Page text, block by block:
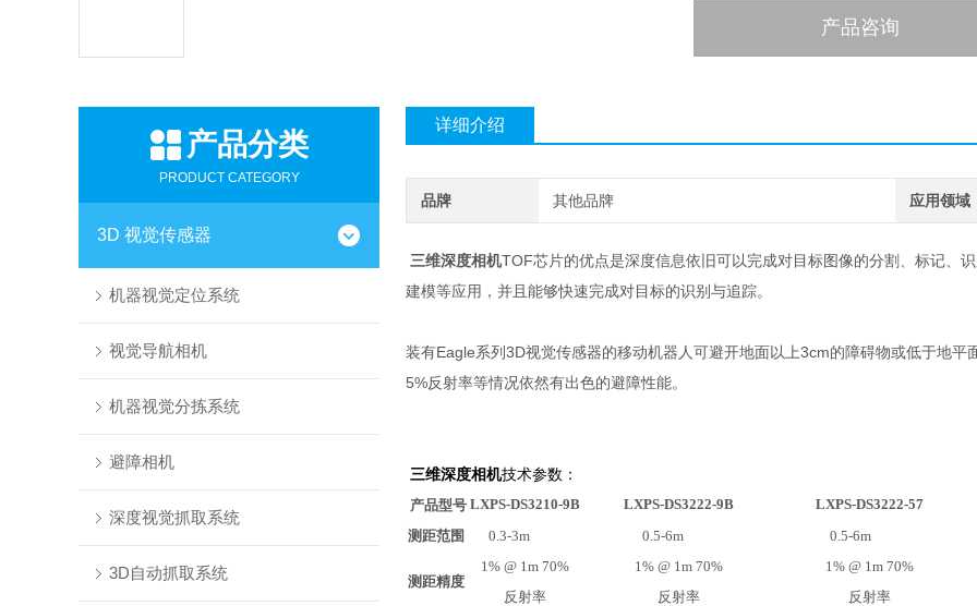
产品咨询
产品分类
PRODUCT CATEGORY
3D 视觉传感器
机器视觉定位系统
视觉导航相机
机器视觉分拣系统
避障相机
深度视觉抓取系统
3D自动抓取系统
详细介绍
品牌 其他品牌 应用领域
三维深度相机TOF芯片的优点是深度信息依旧可以完成对目标图像的分割、标记、
建模等应用，并且能够快速完成对目标的识别与追踪。
装有Eagle系列3D视觉传感器的移动机器人可避开地面以上3cm的障碍物或低于地
5%反射率等情况依然有出色的避障性能。
三维深度相机技术参数：
产品型号 LXPS-DS3210-9B LXPS-DS3222-9B
LXPS-DS3222-57
测距范围
0.3-3m 0.5-6m 0.5-6m
测距精度
1% @ 1m 70%
反射率
1% @ 1m 70%
反射率
1% @ 1m 70%
反射率